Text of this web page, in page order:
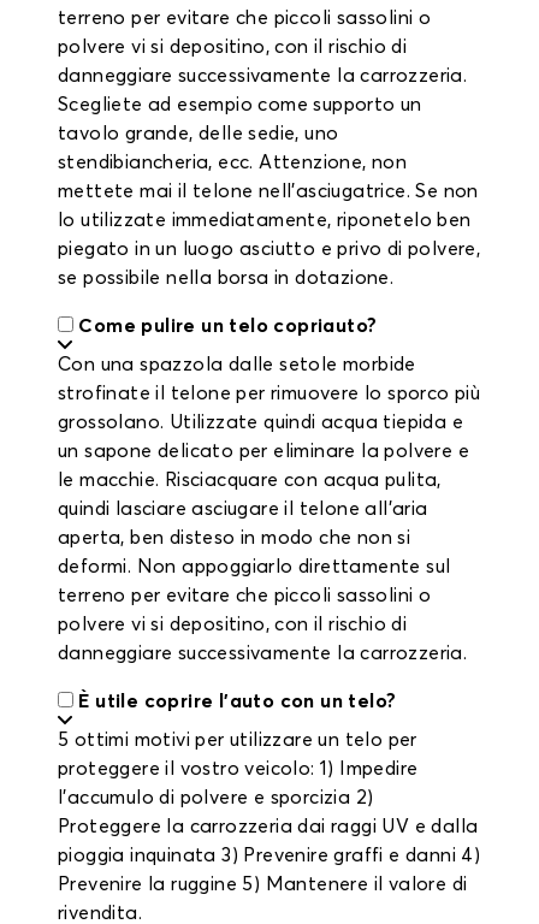
terreno per evitare che piccoli sassolini o
polvere vi si depositino, con il rischio di
danneggiare successivamente la carrozzeria.
Scegliete ad esempio come supporto un
tavolo grande, delle sedie, uno
stendibiancheria, ecc. Attenzione, non
mettete mai il telone nell'asciugatrice. Se non
lo utilizzate immediatamente, riponetelo ben
piegato in un luogo asciutto e privo di polvere,
se possibile nella borsa in dotazione.
Come pulire un telo copriauto?
Con una spazzola dalle setole morbide
strofinate il telone per rimuovere lo sporco più
grossolano. Utilizzate quindi acqua tiepida e
un sapone delicato per eliminare la polvere e
le macchie. Risciacquare con acqua pulita,
quindi lasciare asciugare il telone all'aria
aperta, ben disteso in modo che non si
deformi. Non appoggiarlo direttamente sul
terreno per evitare che piccoli sassolini o
polvere vi si depositino, con il rischio di
danneggiare successivamente la carrozzeria.
È utile coprire l'auto con un telo?
5 ottimi motivi per utilizzare un telo per
proteggere il vostro veicolo: 1) Impedire
l'accumulo di polvere e sporcizia 2)
Proteggere la carrozzeria dai raggi UV e dalla
pioggia inquinata 3) Prevenire graffi e danni 4)
Prevenire la ruggine 5) Mantenere il valore di
rivendita.